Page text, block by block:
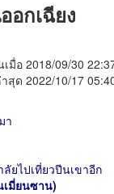
อกเฉียง
เมื่อ 2018/09/30
สุด 2022/10/17
า
ยไปเที่ยวปีนเขาอีก
เมี่ยนซาน)